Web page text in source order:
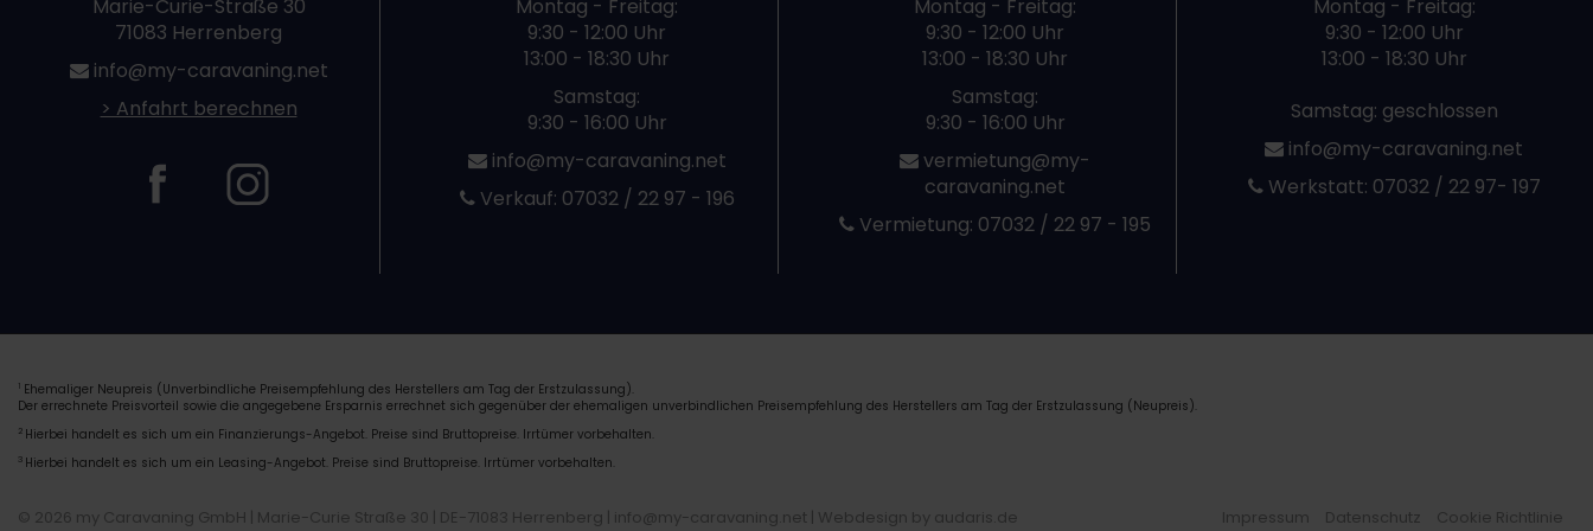
Marie-Curie-Straße 30
71083 Herrenberg
info@my-caravaning.net
> Anfahrt berechnen
Montag - Freitag:
9:30 - 12:00 Uhr
13:00 - 18:30 Uhr
Samstag:
9:30 - 16:00 Uhr
info@my-caravaning.net
Verkauf: 07032 / 22 97 - 196
Montag - Freitag:
9:30 - 12:00 Uhr
13:00 - 18:30 Uhr
Samstag:
9:30 - 16:00 Uhr
vermietung@my-
caravaning.net
Vermietung: 07032 / 22 97 - 195
Montag - Freitag:
9:30 - 12:00 Uhr
13:00 - 18:30 Uhr
Samstag: geschlossen
info@my-caravaning.net
Werkstatt: 07032 / 22 97- 197
1 Ehemaliger Neupreis (Unverbindliche Preisempfehlung des Herstellers am Tag der Erstzulassung).
Der errechnete Preisvorteil sowie die angegebene Ersparnis errechnet sich gegenüber der ehemaligen unverbindlichen Preisempfehlung des Herstellers am Tag der Erstzulassung (Neupreis).
2 Hierbei handelt es sich um ein Finanzierungs-Angebot. Preise sind Bruttopreise. Irrtümer vorbehalten.
3 Hierbei handelt es sich um ein Leasing-Angebot. Preise sind Bruttopreise. Irrtümer vorbehalten.
© 2026 my Caravaning GmbH | Marie-Curie Straße 30 | DE-71083 Herrenberg | info@my-caravaning.net | Webdesign by audaris.de Impressum Datenschutz
Cookie Richtlinie